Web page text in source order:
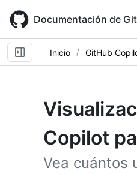
main
content
Documentación de
Inicio GitHub
Copilot
Vea cuántos